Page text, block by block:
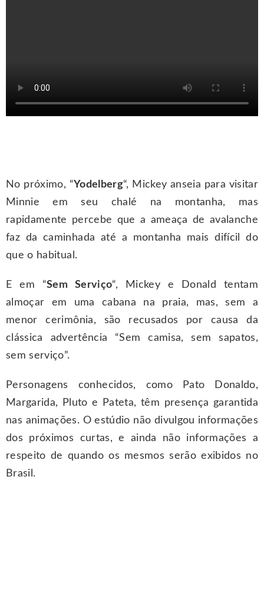
No próximo, “Yodelberg“, Mickey anseia para visitar
Minnie em seu chalé na montanha, mas
rapidamente percebe que a ameaça de avalanche
faz da caminhada até a montanha mais difícil do
que o habitual.
E em “Sem Serviço“, Mickey e Donald tentam
almoçar em uma cabana na praia, mas, sem a
menor cerimônia, são recusados por causa da
clássica advertência “Sem camisa, sem sapatos,
sem serviço”.
Personagens conhecidos, como Pato Donaldo,
Margarida, Pluto e Pateta, têm presença garantida
nas animações. O estúdio não divulgou informações
dos próximos curtas, e ainda não informações a
respeito de quando os mesmos serão exibidos no
Brasil.